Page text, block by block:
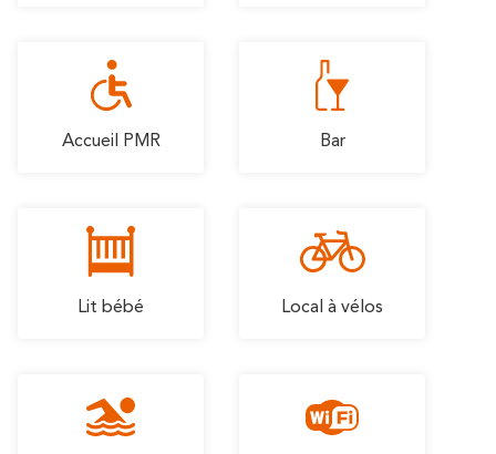
Accueil PMR Bar
Lit bébé Local à vélos